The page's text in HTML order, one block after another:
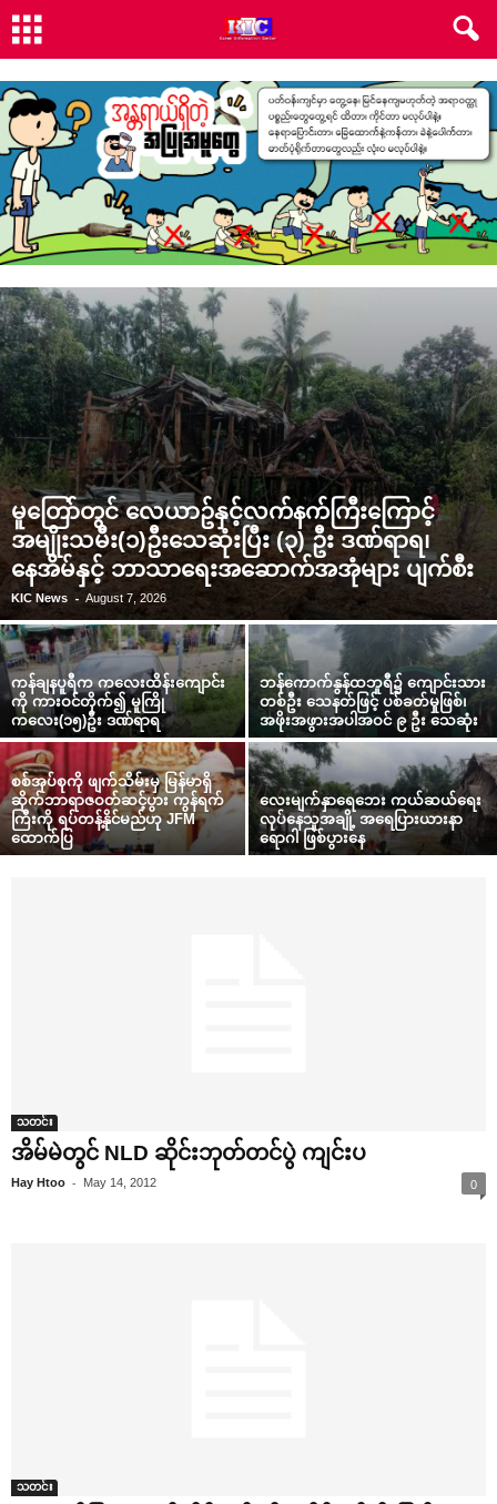
မူတြော်တွင် လေယာဥ်နှင့်လက်နက်ကြီးကြောင့်
အမျိုးသမီး(၁)ဦးသေဆုံးပြီး (၃) ဦး ဒဏ်ရာရ၊
နေအိမ်နှင့် ဘာသာရေးအဆောက်အအုံများ ပျက်စီး
KIC News - August 7, 2026
ကန်ချနပူရီက ကလေးထိန်းကျောင်း
ကို ကားဝင်တိုက်၍ မူကြို
ကလေး(၁၅)ဦး ဒဏ်ရာရ
ဘန်ကောက်နွန်ထဘူရီ၌ ကျောင်းသား
တစ်ဦး သေနတ်ဖြင့် ပစ်ခတ်မှုဖြစ်၊
အဖိုးအဖွားအပါအဝင် ၉ ဦး သေဆုံး
စစ်အုပ်စုကို ဖျက်သိမ်းမှ မြန်မာရှိ
ဆိုက်ဘာရာဇဝတ်ဆင့်ပွား ကွန်ရက်
ကြီးကို ရပ်တန့်နိုင်မည်ဟု JFM
ထောက်ပြ
လေးမျက်နှာရေဘေး ကယ်ဆယ်ရေး
လုပ်နေသူအချို့ အရေပြားယားနာ
ရောဂါ ဖြစ်ပွားနေ
သတင်း
အိမ်မဲတွင် NLD ဆိုင်းဘုတ်တင်ပွဲ ကျင်းပ
Hay Htoo - May 14, 2012 0
သတင်း